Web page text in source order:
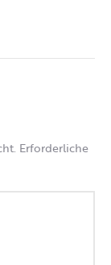
Erforderliche